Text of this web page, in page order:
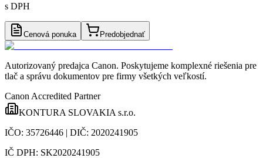
s DPH
Cenová ponuka Predobjednať
Autorizovaný predajca Canon. Poskytujeme komplexné riešenia pre
tlač a správu dokumentov pre firmy všetkých veľkostí.
Canon Accredited Partner
KONTURA SLOVAKIA s.r.o.
IČO: 35726446 | DIČ: 2020241905
IČ DPH: SK2020241905